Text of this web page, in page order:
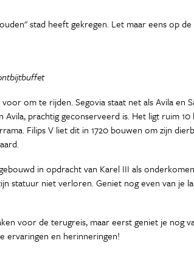
stad heeft gekregen. Let maar eens op
om te rijden. Segovia staat net als Avila
prachtig geconserveerd is. Het ligt ruim
Filips V liet dit in 1720 bouwen om zijn
in opdracht van Karel III als
statuur niet verloren. Geniet nog even van
voor de terugreis, maar eerst geniet je
ervaringen en herinneringen!